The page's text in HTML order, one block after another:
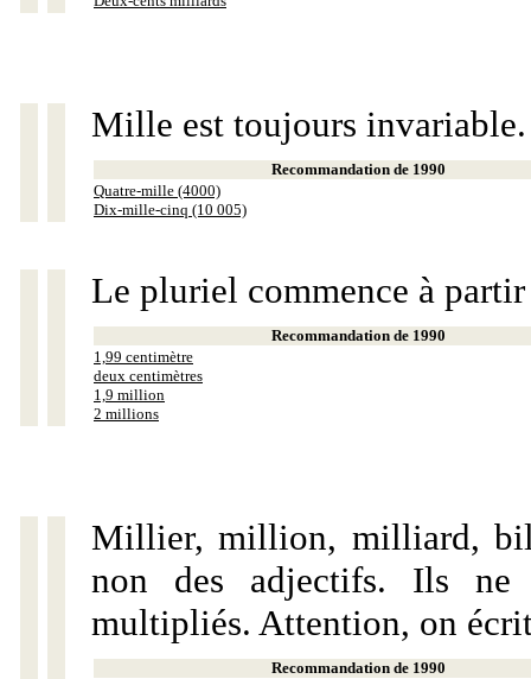
Mille est toujours invariable.
Recommandation de 1990
Quatre-mille (4000)
Dix-mille-cinq (10 005)
Le pluriel commence à
Recommandation de 1990
1,99 centimètre
deux centimètres
1,9 million
2 millions
Millier, million, milliard,
non des adjectifs. Ils ne
multipliés. Attention, on
Recommandation de 1990